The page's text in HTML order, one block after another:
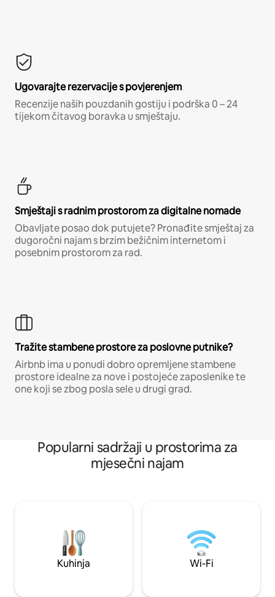
Ugovarajte rezervacije s povjerenjem
Recenzije naših pouzdanih gostiju i podrška 0 – 24
tijekom čitavog boravka u smještaju.
Smještaji s radnim prostorom za digitalne nomade
Obavljate posao dok putujete? Pronađite smještaj za
dugoročni najam s brzim bežičnim internetom i
posebnim prostorom za rad.
Tražite stambene prostore za poslovne putnike?
Airbnb ima u ponudi dobro opremljene stambene
prostore idealne za nove i postojeće zaposlenike te
one koji se zbog posla sele u drugi grad.
Popularni sadržaji u prostorima za
mjesečni najam
Kuhinja Wi-Fi